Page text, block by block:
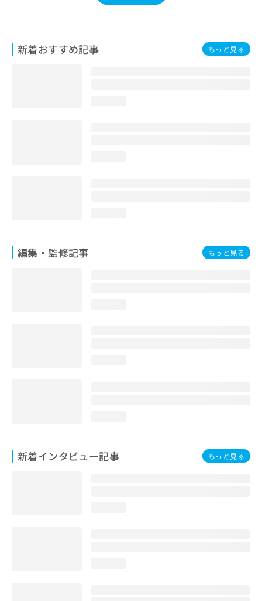
新着おすすめ記事 もっと見る
編集・監修記事 もっと見る
新着インタビュー記事 もっと見る
合
わ